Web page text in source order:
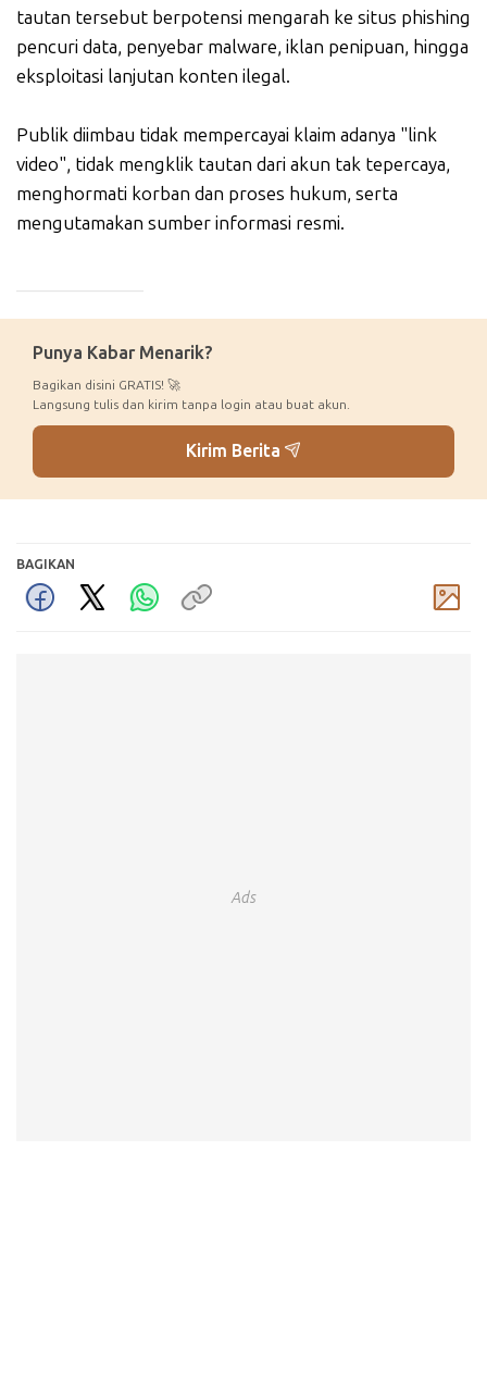
tautan tersebut berpotensi mengarah ke situs phishing
pencuri data, penyebar malware, iklan penipuan, hingga
eksploitasi lanjutan konten ilegal.
Publik diimbau tidak mempercayai klaim adanya "link
video", tidak mengklik tautan dari akun tak tepercaya,
menghormati korban dan proses hukum, serta
mengutamakan sumber informasi resmi.
Punya Kabar Menarik?
Bagikan disini GRATIS! 🚀
Langsung tulis dan kirim tanpa login atau buat akun.
Kirim Berita
BAGIKAN
Ads